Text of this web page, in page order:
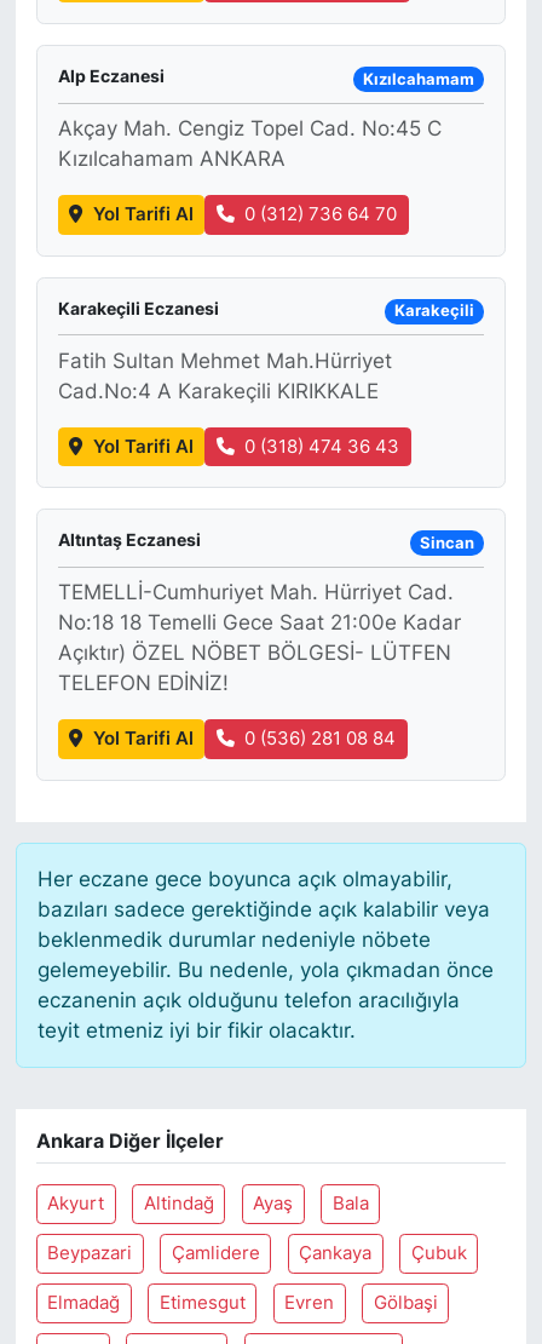
Alp Eczanesi Kızılcahamam
Akçay Mah. Cengiz Topel Cad. No:45 C
Kızılcahamam ANKARA
Yol Tarifi Al 0 (312) 736 64 70
Karakeçili Eczanesi Karakeçili
Fatih Sultan Mehmet Mah.Hürriyet
Cad.No:4 A Karakeçili KIRIKKALE
Yol Tarifi Al 0 (318) 474 36 43
Altıntaş Eczanesi Sincan
TEMELLİ-Cumhuriyet Mah. Hürriyet Cad.
No:18 18 Temelli Gece Saat 21:00e Kadar
Açıktır) ÖZEL NÖBET BÖLGESİ- LÜTFEN
TELEFON EDİNİZ!
Yol Tarifi Al 0 (536) 281 08 84
Her eczane gece boyunca açık olmayabilir,
bazıları sadece gerektiğinde açık kalabilir veya
beklenmedik durumlar nedeniyle nöbete
gelemeyebilir. Bu nedenle, yola çıkmadan önce
eczanenin açık olduğunu telefon aracılığıyla
teyit etmeniz iyi bir fikir olacaktır.
Ankara Diğer İlçeler
Akyurt Altindağ Ayaş Bala
Beypazari Çamlidere Çankaya Çubuk
Elmadağ Etimesgut Evren Gölbaşi